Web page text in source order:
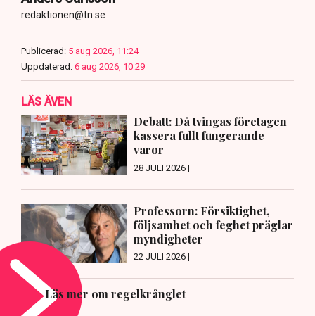
redaktionen@tn.se
Publicerad: 5 aug 2026, 11:24
Uppdaterad: 6 aug 2026, 10:29
LÄS ÄVEN
Debatt: Då tvingas företagen
kassera fullt fungerande
varor
28 JULI 2026 |
Professorn: Försiktighet,
följsamhet och feghet präglar
myndigheter
22 JULI 2026 |
Läs mer om regelkrånglet